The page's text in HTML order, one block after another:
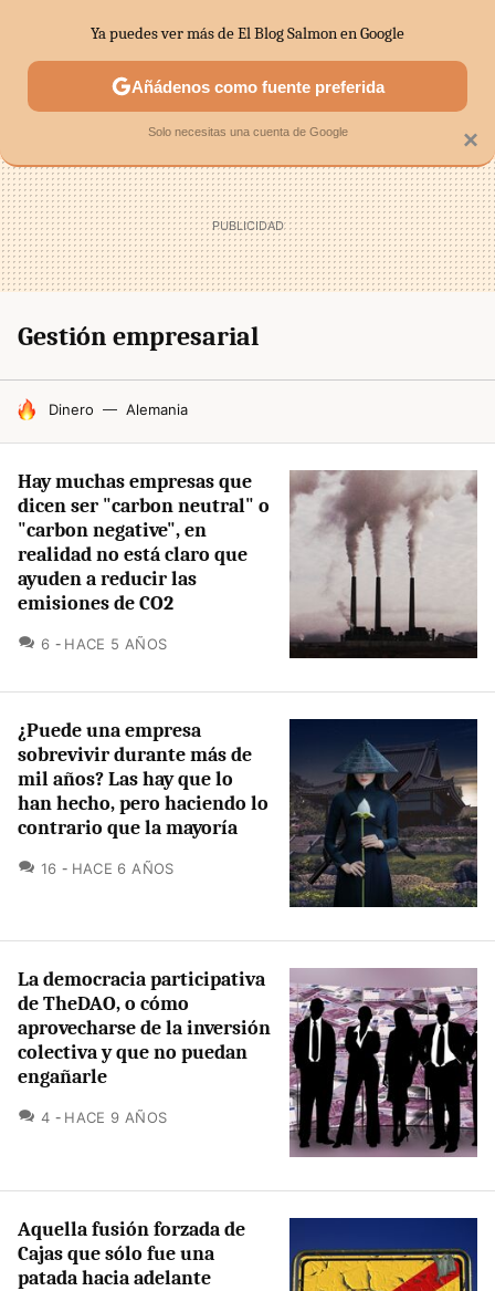
SECTORES ECONOMÍA DOMÉSTICA MERCADOS
Gestión empresarial
HOY SE HABLA DE
Dinero Alemania
Hay muchas empresas que
dicen ser "carbon neutral" o
"carbon negative", en
realidad no está claro que
ayuden a reducir las
emisiones de CO2
6 COMENTARIOS
HACE 5 AÑOS
¿Puede una empresa
sobrevivir durante más de
mil años? Las hay que lo
han hecho, pero haciendo lo
contrario que la mayoría
16 COMENTARIOS
HACE 6 AÑOS
La democracia participativa
de TheDAO, o cómo
aprovecharse de la inversión
colectiva y que no puedan
engañarle
4 COMENTARIOS
HACE 9 AÑOS
Aquella fusión forzada de
Cajas que sólo fue una
patada hacia adelante
×
Ya puedes ver más de El Blog Salmon en Google
Añádenos como fuente preferida
Solo necesitas una cuenta de Google